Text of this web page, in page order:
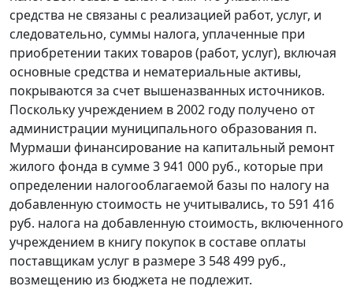
средства не связаны с реализацией работ, услуг, и
следовательно, суммы налога, уплаченные при
приобретении таких товаров (работ, услуг), включая
основные средства и нематериальные активы,
покрываются за счет вышеназванных источников.
Поскольку учреждением в 2002 году получено от
администрации муниципального образования п.
Мурмаши финансирование на капитальный ремонт
жилого фонда в сумме 3 941 000 руб., которые при
определении налогооблагаемой базы по налогу на
добавленную стоимость не учитывались, то 591 416
руб. налога на добавленную стоимость, включенного
учреждением в книгу покупок в составе оплаты
поставщикам услуг в размере 3 548 499 руб.,
возмещению из бюджета не подлежит.